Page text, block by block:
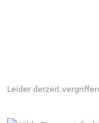
Leider derzeit vergriffen